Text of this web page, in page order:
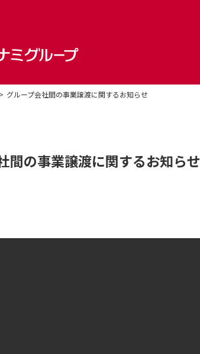
グループ会社間の事業譲渡に関するお知らせ
間の事業譲渡に関するお知らせ